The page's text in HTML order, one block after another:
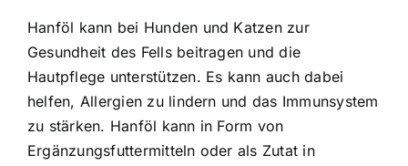
Hanföl kann bei Hunden und Katzen zur
Gesundheit des Fells beitragen und die
Hautpflege unterstützen. Es kann auch dabei
helfen, Allergien zu lindern und das Immunsystem
zu stärken. Hanföl kann in Form von
Ergänzungsfuttermitteln oder als Zutat in